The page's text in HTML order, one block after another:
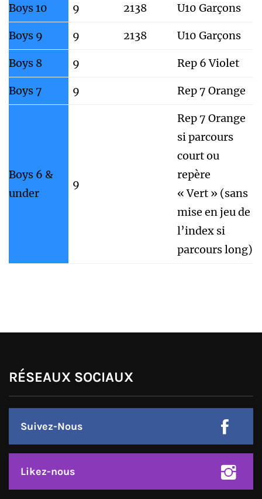
Boys 10 9 2138 U10 Garçons
Boys 9 9 2138 U10 Garçons
Boys 8 9 Rep 6 Violet
Boys 7 9 Rep 7 Orange
Boys 6 &
under
9
Rep 7 Orange
si parcours
court ou
repère
« Vert » (sans
mise en jeu de
l’index si
parcours long)
RÉSEAUX SOCIAUX
Suivez-Nous
Likez-nous